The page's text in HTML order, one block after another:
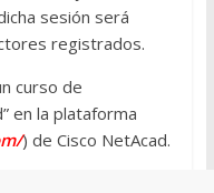
sesión será
registrados.
curso de
en la plataforma
) de Cisco NetAcad.